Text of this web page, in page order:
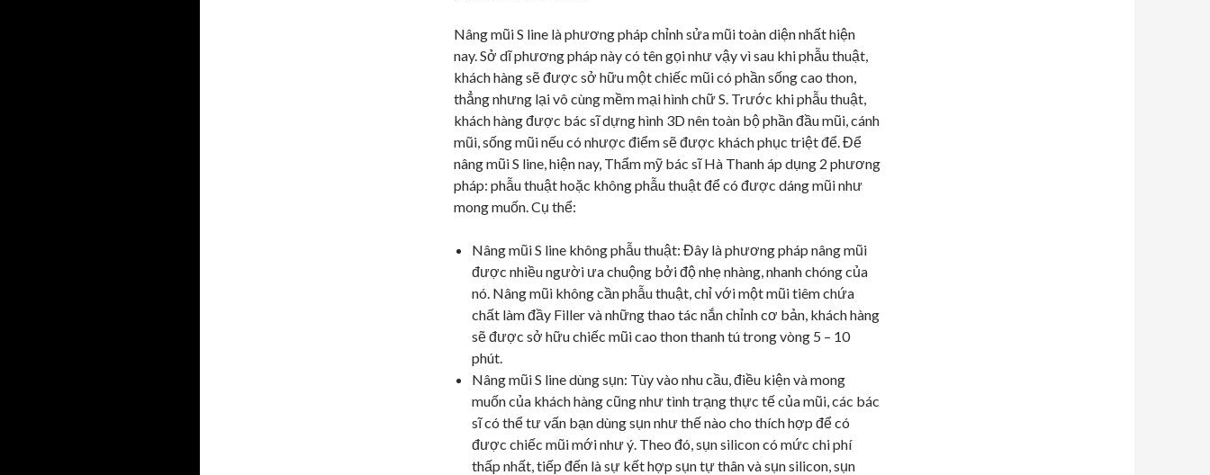
Nâng mũi S line là phương pháp chỉnh sửa mũi toàn diện nhất hiện
nay. Sở dĩ phương pháp này có tên gọi như vậy vì sau khi phẫu thuật,
khách hàng sẽ được sở hữu một chiếc mũi có phần sống cao thon,
thẳng nhưng lại vô cùng mềm mại hình chữ S. Trước khi phẫu thuật,
khách hàng được bác sĩ dựng hình 3D nên toàn bộ phần đầu mũi, cánh
mũi, sống mũi nếu có nhược điểm sẽ được khách phục triệt để. Để
nâng mũi S line, hiện nay, Thẩm mỹ bác sĩ Hà Thanh áp dụng 2 phương
pháp: phẫu thuật hoặc không phẫu thuật để có được dáng mũi như
mong muốn. Cụ thể:
Nâng mũi S line không phẫu thuật: Đây là phương pháp nâng mũi
được nhiều người ưa chuộng bởi độ nhẹ nhàng, nhanh chóng của
nó. Nâng mũi không cần phẫu thuật, chỉ với một mũi tiêm chứa
chất làm đầy Filler và những thao tác nắn chỉnh cơ bản, khách hàng
sẽ được sở hữu chiếc mũi cao thon thanh tú trong vòng 5 – 10
phút.
Nâng mũi S line dùng sụn: Tùy vào nhu cầu, điều kiện và mong
muốn của khách hàng cũng như tình trạng thực tế của mũi, các bác
sĩ có thể tư vấn bạn dùng sụn như thế nào cho thích hợp để có
được chiếc mũi mới như ý. Theo đó, sụn silicon có mức chi phí
thấp nhất, tiếp đến là sự kết hợp sụn tự thân và sụn silicon, sụn